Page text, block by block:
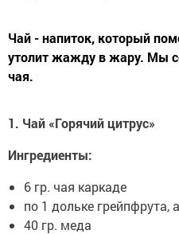
Чай - напиток, который
утолит жажду в жару. Мы
чая.
1. Чай «Горячий цитрус»
Ингредиенты:
6 гр. чая каркаде
по 1 дольке грейпфрута,
40 гр. меда